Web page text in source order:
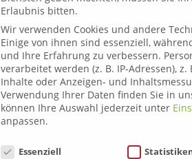
Erlaubnis bitten.
Wir verwenden Cookies und andere
Einige von ihnen sind essenziell,
und Ihre Erfahrung zu verbessern.
verarbeitet werden (z. B. IP-Adressen),
Inhalte oder Anzeigen- und
Verwendung Ihrer Daten finden Sie in
können Ihre Auswahl jederzeit unter
anpassen.
Datenschutzeinstellungen
Essenziell